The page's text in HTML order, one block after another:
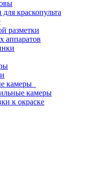
краскопульта
разметки
аппаратов
камеры
камеры
к окраске